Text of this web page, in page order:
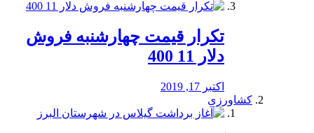
تکرار قیمت چهارشنبه فروش
دلار 11 400
اکتبر 17, 2019
کشاورزی